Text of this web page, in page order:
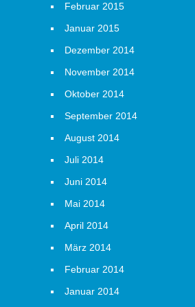
Februar 2015
Januar 2015
Dezember 2014
November 2014
Oktober 2014
September 2014
August 2014
Juli 2014
Juni 2014
Mai 2014
April 2014
März 2014
Februar 2014
Januar 2014